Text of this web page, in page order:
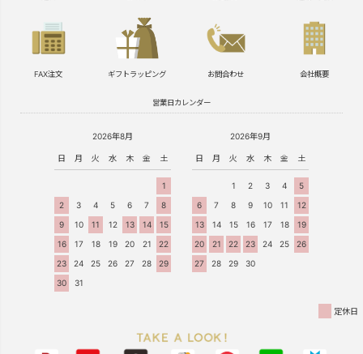
FAX注文 ギフトラッピング お問合わせ 会社概要
営業日カレンダー
2026年8月
日 月 火 水 木 金 土
1
2
3 4 5 6 7
8
9
10 11 12 13 14
15
16
17 18 19 20 21
22
23
24 25 26 27 28
29
30
31
2026年9月
日 月 火 水 木 金 土
1 2 3 4
5
6
7 8 9 10 11
12
13
14 15 16 17 18
19
20
21 22 23 24 25
26
27
28 29 30
定休日